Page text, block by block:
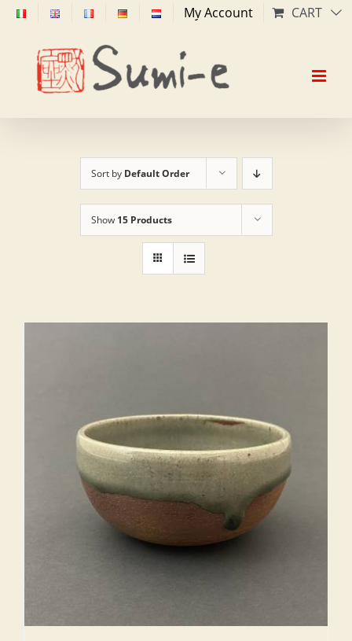
Skip
content
My Account CART
Sort by Default Order
Show 15 Products